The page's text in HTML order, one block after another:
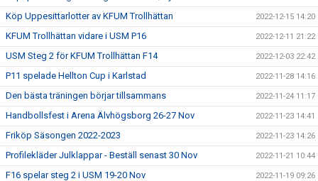
Köp Uppesittarlotter av KFUM Trollhättan 2022-12-15 14:20
KFUM Trollhättan vidare i USM P16 2022-12-11 21:22
USM Steg 2 för KFUM Trollhättan F14 2022-12-03 22:42
P11 spelade Hellton Cup i Karlstad 2022-11-28 14:16
Den bästa träningen börjar tillsammans 2022-11-24 11:17
Handbollsfest i Arena Älvhögsborg 26-27 Nov 2022-11-23 14:41
Friköp Säsongen 2022-2023 2022-11-23 14:26
Profilekläder Julklappar - Beställ senast 30 Nov 2022-11-21 10:44
F16 spelar steg 2 i USM 19-20 Nov 2022-11-19 09:26